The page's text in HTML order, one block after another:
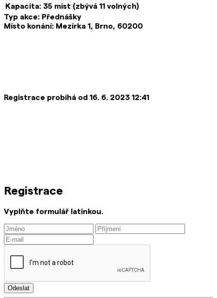
Kapacita: 35 míst (zbývá 11 volných)
Typ akce: Přednášky
Místo konání: Mezírka 1, Brno, 60200
Registrace probíhá od 16. 6. 2023 12:41
Registrace
Vyplňte formulář latinkou.
Odeslat